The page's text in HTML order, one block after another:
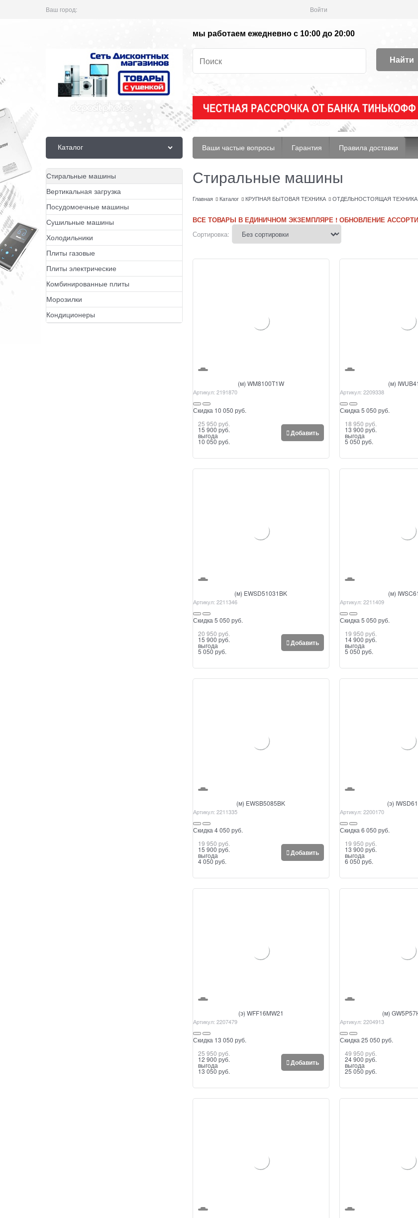
Ваш город: Войти
мы работаем ежедневно с 10:00 до 20:00
Найти
Каталог Ваши частые вопросы Гарантия Правила доставки
Стиральные машины
Вертикальная загрузка
Посудомоечные машины
Сушильные машины
Холодильники
Плиты газовые
Плиты электрические
Комбинированные плиты
Морозилки
Кондиционеры
Стиральные машины
Главная Каталог КРУПНАЯ БЫТОВАЯ ТЕХНИКА ОТДЕЛЬНОСТОЯЩАЯ ТЕХНИКА
ВСЕ ТОВАРЫ В ЕДИНИЧНОМ ЭКЗЕМПЛЯРЕ ! ОБНОВЛЕНИЕ
Сортировка:
(м) WM8100T1W
Артикул: 2191870
Скидка 10 050 руб.
25 950 руб.
15 900 руб.
выгода
10 050 руб.
Добавить
(м)
Артикул: 2209338
Скидка 5 050 руб.
18 950 руб.
13 900 руб.
выгода
5 050 руб.
(м) EWSD51031BK
Артикул: 2211346
Скидка 5 050 руб.
20 950 руб.
15 900 руб.
выгода
5 050 руб.
Добавить
(м)
Артикул: 2211409
Скидка 5 050 руб.
19 950 руб.
14 900 руб.
выгода
5 050 руб.
(м) EWSB5085BK
Артикул: 2211335
Скидка 4 050 руб.
19 950 руб.
15 900 руб.
выгода
4 050 руб.
Добавить
(э)
Артикул: 2200170
Скидка 6 050 руб.
19 950 руб.
13 900 руб.
выгода
6 050 руб.
(э) WFF16MW21
Артикул: 2207479
Скидка 13 050 руб.
25 950 руб.
12 900 руб.
выгода
13 050 руб.
Добавить
(м)
Артикул: 2204913
Скидка 25 050 руб.
49 950 руб.
24 900 руб.
выгода
25 050 руб.